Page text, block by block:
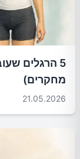
5 הרגלים
מחקרים)
21.05.2026